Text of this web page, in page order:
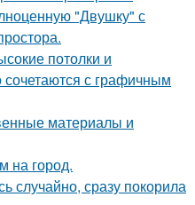
"Двушку" с
потолки и
с графичным
материалы и
на город.
случайно, сразу покорила